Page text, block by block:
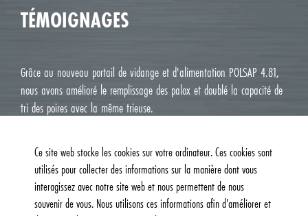
TÉMOIGNAGES
Grâce au nouveau portail de vidange et d'alimentation POLSAP 4.81,
nous avons amélioré le remplissage des palox et doublé la capacité de
tri des poires avec la même trieuse.
Ce site web stocke les cookies sur votre ordinateur. Ces cookies sont
utilisés pour collecter des informations sur la manière dont vous
interagissez avec notre site web et nous permettent de nous
souvenir de vous. Nous utilisons ces informations afin d'améliorer et